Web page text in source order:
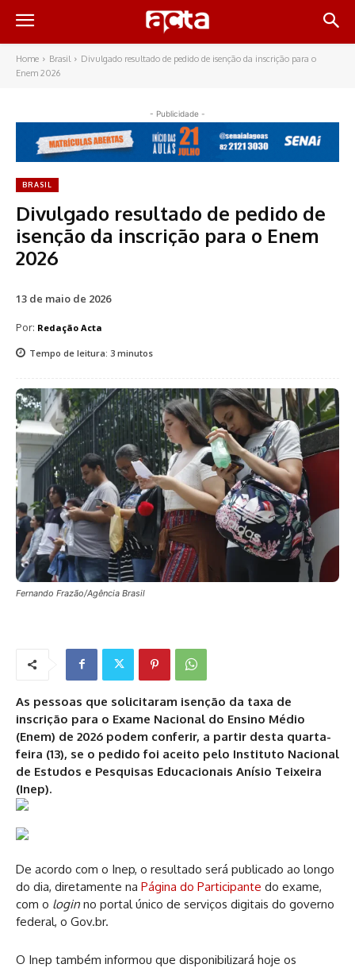
Home Brasil
Divulgado resultado de pedido de isenção da inscrição para o
Enem 2026
- Publicidade -
BRASIL
Divulgado resultado de pedido de
isenção da inscrição para o Enem
2026
13 de maio de 2026
Por: Redação Acta
Tempo de leitura: 3 minutos
Fernando Frazão/Agência Brasil
As pessoas que solicitaram isenção da taxa de
inscrição para o Exame Nacional do Ensino Médio
(Enem) de 2026 podem conferir, a partir desta quarta-
feira (13), se o pedido foi aceito pelo Instituto Nacional
de Estudos e Pesquisas Educacionais Anísio Teixeira
(Inep).
De acordo com o Inep, o resultado será publicado ao longo
do dia, diretamente na Página do Participante do exame,
com o login no portal único de serviços digitais do governo
federal, o Gov.br.
O Inep também informou que disponibilizará hoje os